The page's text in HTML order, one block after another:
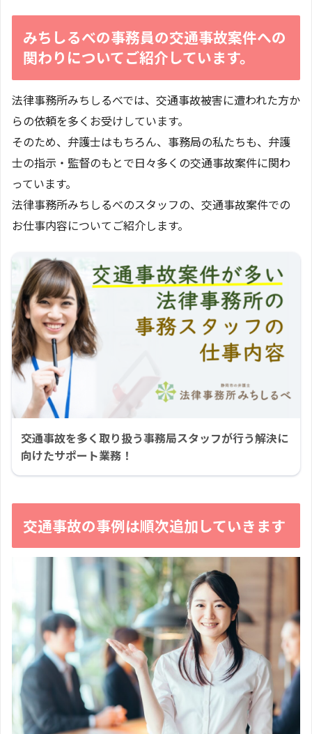
みちしるべの事務員の交通事故案件への
関わりについてご紹介しています。
法律事務所みちしるべでは、交通事故被害に遭われた方か
らの依頼を多くお受けしています。
そのため、弁護士はもちろん、事務局の私たちも、弁護
士の指示・監督のもとで日々多くの交通事故案件に関わ
っています。
法律事務所みちしるべのスタッフの、交通事故案件での
お仕事内容についてご紹介します。
交通事故を多く取り扱う事務局スタッフが行う解決に
向けたサポート業務！
交通事故の事例は順次追加していきます